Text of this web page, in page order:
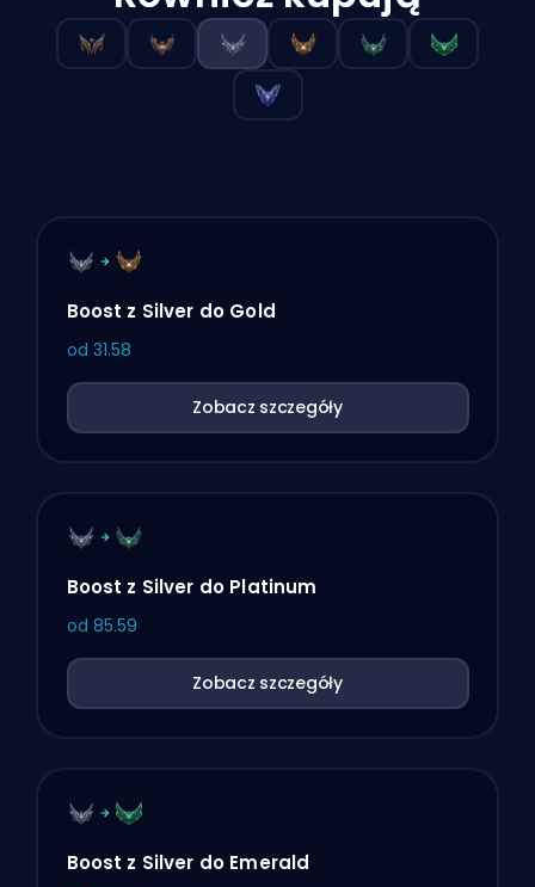
Boost z Silver do Gold
od 31.58
Zobacz szczegóły
Boost z Silver do Platinum
od 85.59
Zobacz szczegóły
Boost z Silver do Emerald